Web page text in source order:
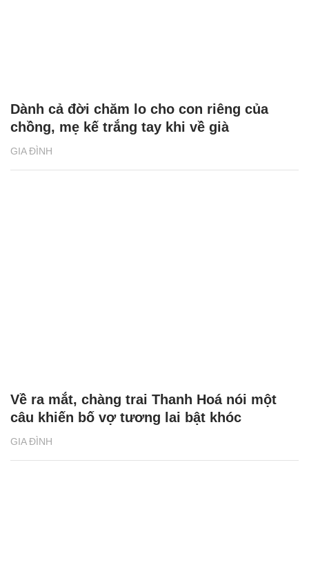
GIA ĐÌNH
Dành cả đời chăm lo cho con riêng của
chồng, mẹ kế trắng tay khi về già
GIA ĐÌNH
Về ra mắt, chàng trai Thanh Hoá nói một
câu khiến bố vợ tương lai bật khóc